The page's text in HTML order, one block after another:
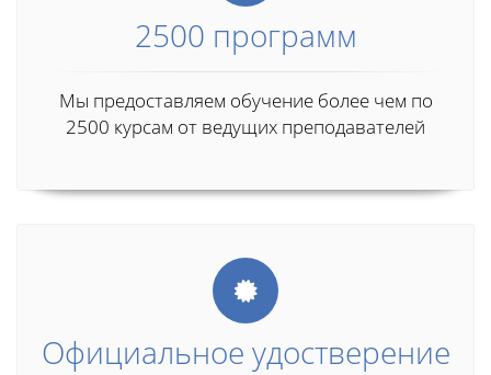
2500 программ
Мы предоставляем обучение более чем по
2500 курсам от ведущих преподавателей
Официальное удостверение